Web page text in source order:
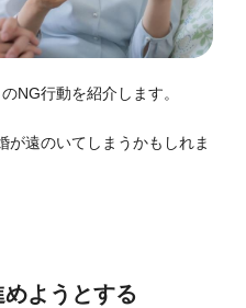
NG行動を紹介します。
が遠のいてしまうかもしれま
ようとする